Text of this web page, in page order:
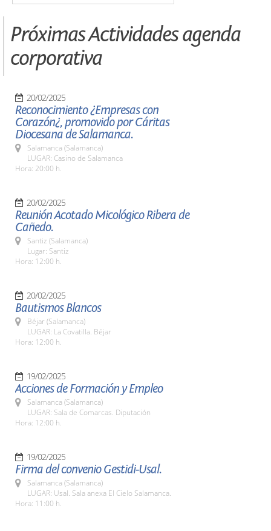
Próximas Actividades agenda
corporativa
20/02/2025
Reconocimiento ¿Empresas con
Corazón¿, promovido por Cáritas
Diocesana de Salamanca.
Salamanca (Salamanca)
LUGAR: Casino de Salamanca
Hora: 20:00 h.
20/02/2025
Reunión Acotado Micológico Ribera de
Cañedo.
Santiz (Salamanca)
Lugar: Santiz
Hora: 12:00 h.
20/02/2025
Bautismos Blancos
Béjar (Salamanca)
LUGAR: La Covatilla. Béjar
Hora: 12:00 h.
19/02/2025
Acciones de Formación y Empleo
Salamanca (Salamanca)
LUGAR: Sala de Comarcas. Diputación
Hora: 12:00 h.
19/02/2025
Firma del convenio Gestidi-Usal.
Salamanca (Salamanca)
LUGAR: Usal. Sala anexa El Cielo Salamanca.
Hora: 11:00 h.